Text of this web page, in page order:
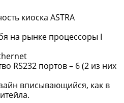
киоска ASTRA
на рынке процессоры I
RS232 портов – 6 (2 из них
вписывающийся, как в